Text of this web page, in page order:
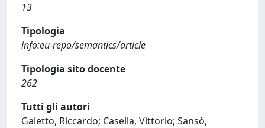
13
Tipologia
info:eu-repo/semantics/article
Tipologia sito docente
262
Tutti gli autori
Galetto, Riccardo; Casella, Vittorio; Sansò,